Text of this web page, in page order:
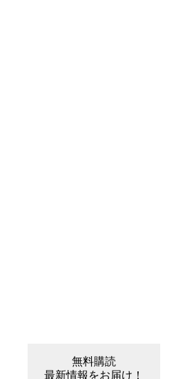
無料購読
最新情報をお届け！